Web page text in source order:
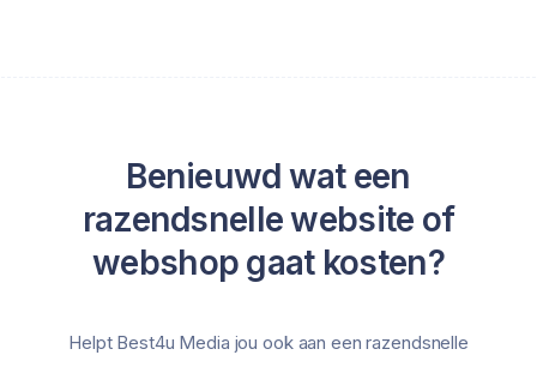
Benieuwd wat een
razendsnelle website of
webshop gaat kosten?
Helpt Best4u Media jou ook aan een razendsnelle